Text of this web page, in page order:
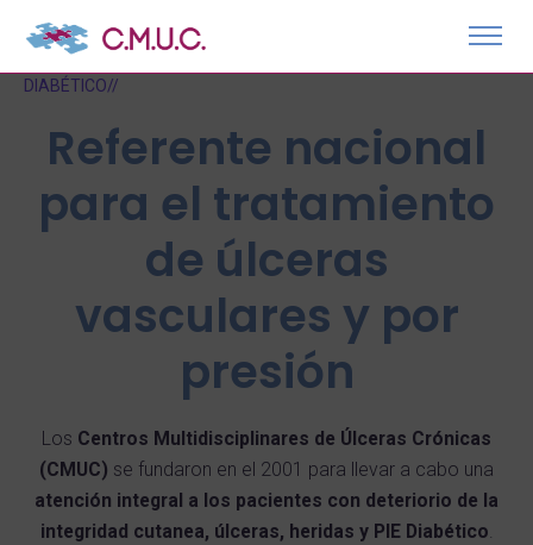
DIABÉTICO//
Referente nacional
para el tratamiento
de úlceras
vasculares y por
presión
Los Centros Multidisciplinares de Úlceras Crónicas
(CMUC) se fundaron en el 2001 para llevar a cabo una
atención integral a los pacientes con deteriorio de la
integridad cutanea, úlceras, heridas y PIE Diabético.